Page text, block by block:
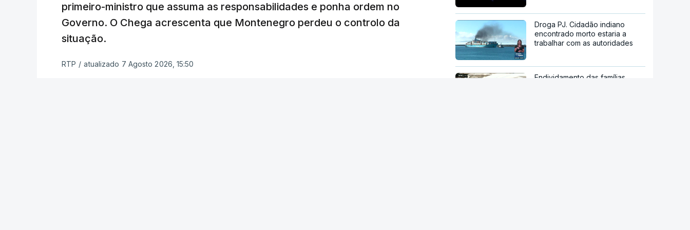
trabalhou para o diretor financeiro da PJ
atualizado 7 Agosto 2026, 14:26
primeiro-ministro que assuma as responsabilidades e ponha ordem no
Governo. O Chega acrescenta que Montenegro perdeu o controlo da
situação.
RTP / atualizado 7 Agosto 2026, 15:50
Droga PJ. Cidadão indiano
encontrado morto estaria a
trabalhar com as autoridades
Endividamento das famílias